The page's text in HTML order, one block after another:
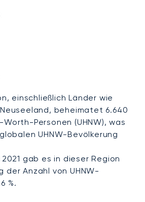
einschließlich Länder wie
beheimatet 6.640
Personen (UHNW), was
UHNW-Bevölkerung
gab es in dieser Region
der Anzahl von UHNW-
%.